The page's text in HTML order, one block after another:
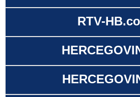
RTV-